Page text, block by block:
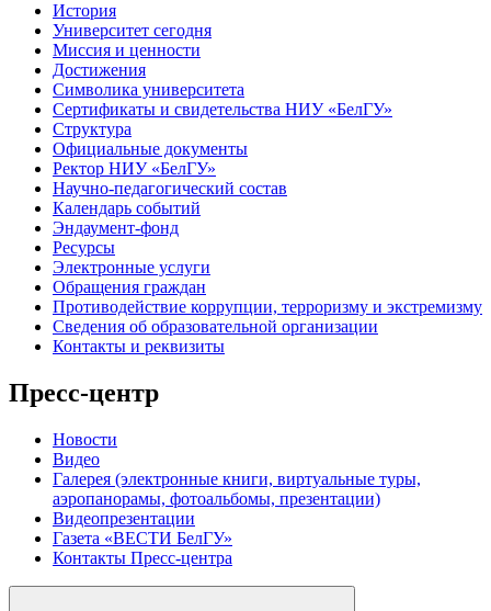
История
Университет сегодня
Миссия и ценности
Достижения
Символика университета
Сертификаты и свидетельства НИУ «БелГУ»
Структура
Официальные документы
Ректор НИУ «БелГУ»
Научно-педагогический состав
Календарь событий
Эндаумент-фонд
Ресурсы
Электронные услуги
Обращения граждан
Противодействие коррупции, терроризму и экстремизму
Сведения об образовательной организации
Контакты и реквизиты
Пресс-центр
Новости
Видео
Галерея (электронные книги, виртуальные туры,
аэропанорамы, фотоальбомы, презентации)
Видеопрезентации
Газета «ВЕСТИ БелГУ»
Контакты Пресс-центра